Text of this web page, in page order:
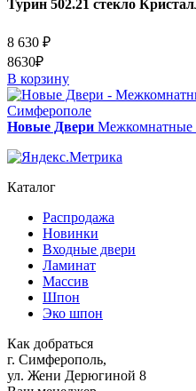
Турин 502.21 стекло
8 630 ₽
8630₽
В корзину
Новые Двери Межкомнатные
Каталог
Распродажа
Новинки
Входные двери
Ламинат
Массив
Шпон
Эко шпон
Как добраться
г. Симферополь,
ул. Жени Дерюгиной 8